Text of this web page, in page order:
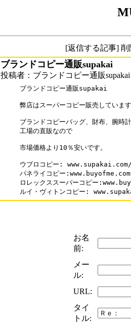
[返信する記事]
ブランドコピー通販supakai
投稿者：ブランドコピー通販supakai
ブランドコピー通販supakai
弊店はスーパーコピー販売していま
ブランドコピーバッグ、財布、腕時
工場の直販なので
市場価格より10％安いです。
ウブロコピー:
パネライコピー
ロレックススーパーコピー
ルイ・ヴィトンコピー:
お名
前:
メー
ル:
URL:
タイ
トル: